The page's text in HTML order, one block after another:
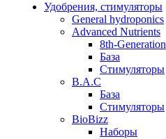
Удобрения, стимуляторы
General hydroponics
Advanced Nutrients
8th-Generation
База
Стимуляторы
B.A.C
База
Стимуляторы
BioBizz
Наборы